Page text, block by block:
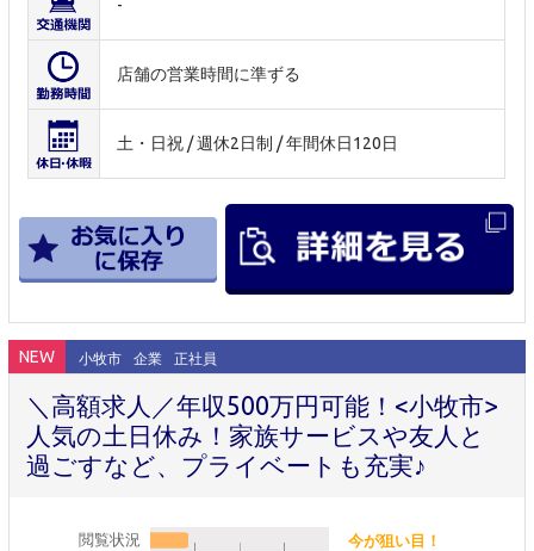
-
店舗の営業時間に準ずる
土・日祝 / 週休2日制 / 年間休日120日
NEW 小牧市 企業 正社員
＼高額求人／年収500万円可能！<小牧市>
人気の土日休み！家族サービスや友人と
過ごすなど、プライベートも充実♪
閲覧状況 今が狙い目！